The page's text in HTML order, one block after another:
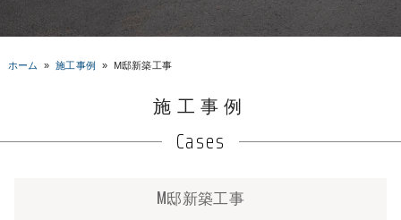
ホーム »施工事例 » M邸新築工事
施工事例
Cases
M邸新築工事